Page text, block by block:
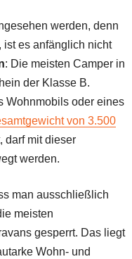
werden, denn
es anfänglich nicht
: Die meisten Camper in
der Klasse B.
Wohnmobils oder eines
von 3.500
darf mit dieser
werden.
man ausschließlich
meisten
gesperrt. Das liegt
Wohn- und